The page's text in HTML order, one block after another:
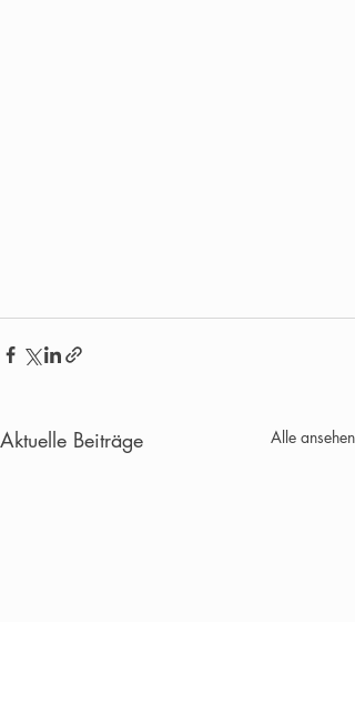
Aktuelle Beiträge Alle ansehen